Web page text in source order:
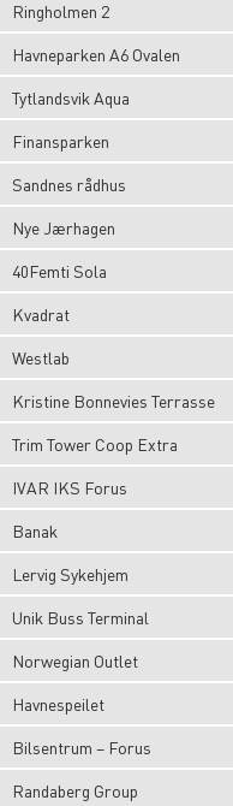
Ringholmen 2
Havneparken A6 Ovalen
Tytlandsvik Aqua
Finansparken
Sandnes rådhus
Nye Jærhagen
40Femti Sola
Kvadrat
Westlab
Kristine Bonnevies Terrasse
Trim Tower Coop Extra
IVAR IKS Forus
Banak
Lervig Sykehjem
Unik Buss Terminal
Norwegian Outlet
Havnespeilet
Bilsentrum – Forus
Randaberg Group